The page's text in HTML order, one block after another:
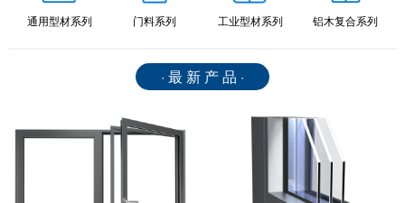
通用型材系列 门料系列 工业型材系列 铝木复合系列
· 最 新 产 品 ·